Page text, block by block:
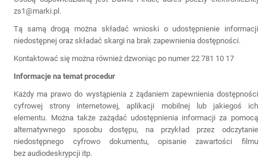
zs1@marki.pl.
Tą samą drogą można składać wnioski o udostępnienie informacji
niedostępnej oraz składać skargi na brak zapewnienia dostępności.
Kontaktować się można również dzwoniąc po numer 22 781 10 17
Informacje na temat procedur
Każdy ma prawo do wystąpienia z żądaniem zapewnienia dostępności
cyfrowej strony internetowej, aplikacji mobilnej lub jakiegoś ich
elementu. Można także zażądać udostępnienia informacji za pomocą
alternatywnego sposobu dostępu, na przykład przez odczytanie
niedostępnego cyfrowo dokumentu, opisanie zawartości filmu
bez audiodeskrypcji itp.